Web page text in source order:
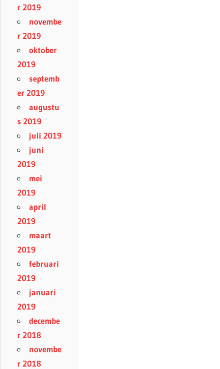
r 2019
novembe
r 2019
oktober
2019
septemb
er 2019
augustu
s 2019
juli 2019
juni
2019
mei
2019
april
2019
maart
2019
februari
2019
januari
2019
decembe
r 2018
novembe
r 2018